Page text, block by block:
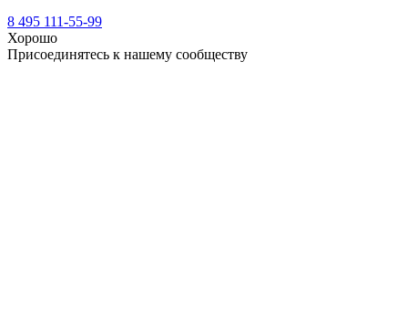
8 495 111-55-99
Хорошо
Присоединятесь к нашему сообществу